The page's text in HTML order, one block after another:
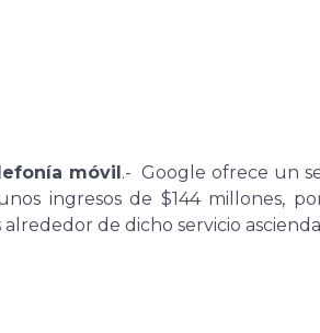
móvil.- Google ofrece un
ingresos de $144 millones,
de dicho servicio